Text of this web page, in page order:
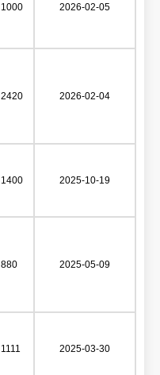
1000 2026-02-05
2420 2026-02-04
1400 2025-10-19
880 2025-05-09
1111 2025-03-30